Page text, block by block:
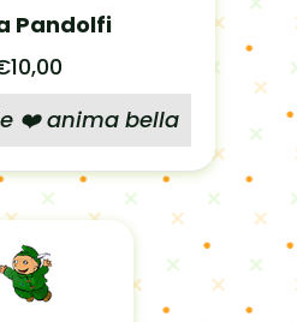
Pandolfi
❤️ anima bella